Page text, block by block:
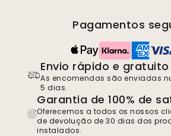
Pagamentos
Envio rápido e gratuito
As encomendas são enviadas
5 dias.
Garantia de 100% de
Oferecemos a todos os nossos
de devolução de 30 dias dos
instalados.